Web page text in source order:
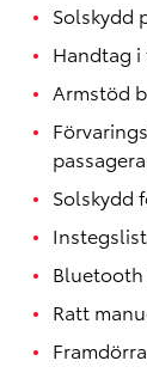
Solskydd
Handtag i
Armstöd
Solskydd
Bluetooth
Ratt